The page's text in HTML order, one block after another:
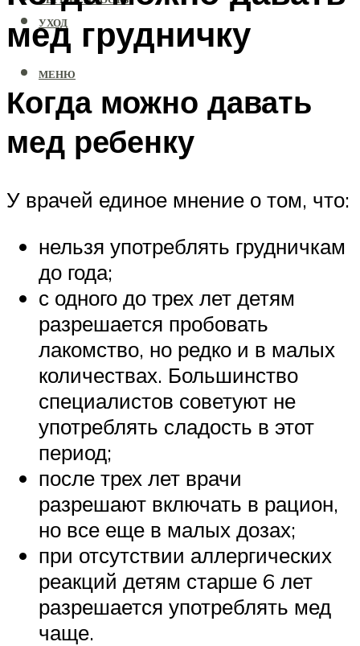
УХОД
МЕНЮ
мед грудничку
Когда можно давать
мед ребенку
У врачей единое мнение о том, что:
нельзя употреблять грудничкам
до года;
с одного до трех лет детям
разрешается пробовать
лакомство, но редко и в малых
количествах. Большинство
специалистов советуют не
употреблять сладость в этот
период;
после трех лет врачи
разрешают включать в рацион,
но все еще в малых дозах;
при отсутствии аллергических
реакций детям старше 6 лет
разрешается употреблять мед
чаще.